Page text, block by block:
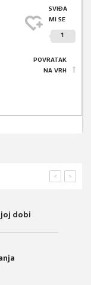
SVIĐA
MI SE
1
POVRATAK
NA VRH
>
<
dobi